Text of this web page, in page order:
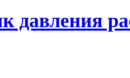
давления